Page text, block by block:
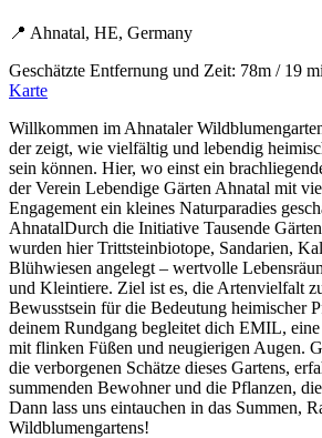
📍 Ahnatal, HE, Germany
Geschätzte Entfernung und Zeit: 78m / 19
Karte
Willkommen im Ahnataler
der zeigt, wie vielfältig und lebendig
sein können. Hier, wo einst ein
der Verein Lebendige Gärten Ahnatal mit
Engagement ein kleines Naturparadies
AhnatalDurch die Initiative Tausende
wurden hier Trittsteinbiotope, Sandarien,
Blühwiesen angelegt – wertvolle
und Kleintiere. Ziel ist es, die Artenvielfalt
Bewusstsein für die Bedeutung heimischer
deinem Rundgang begleitet dich EMIL,
mit flinken Füßen und neugierigen Augen.
die verborgenen Schätze dieses Gartens,
summenden Bewohner und die Pflanzen,
Dann lass uns eintauchen in das Summen,
Wildblumengartens!